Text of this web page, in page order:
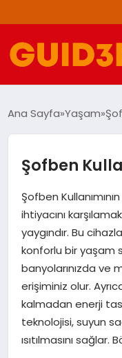
YAŞAM
TEKNOLOJI
SPOR
SAĞLIK
EKONOMI
MAGAZIN
Ana Sayfa Yaşam
Şofben
Şofben
ihtiyacını
yaygındır. Bu
konforlu bir yaşam
banyolarınızda ve
erişiminiz olur.
kalmadan enerji
teknolojisi, suyun
ısıtılmasını